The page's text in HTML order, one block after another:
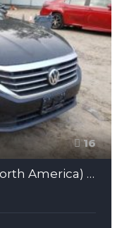
16
2020 Volkswagen Passat (North America) 2.0 в США